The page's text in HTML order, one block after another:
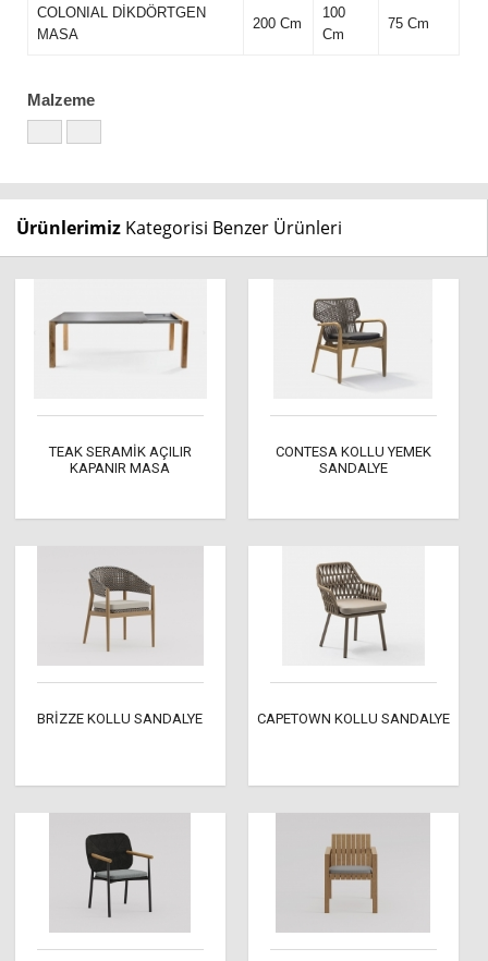
COLONIAL DİKDÖRTGEN
MASA
200 Cm
100
Cm
75 Cm
Malzeme
Ürünlerimiz Kategorisi Benzer Ürünleri
TEAK SERAMİK AÇILIR
KAPANIR MASA
CONTESA KOLLU YEMEK
SANDALYE
BRİZZE KOLLU SANDALYE CAPETOWN KOLLU SANDALYE